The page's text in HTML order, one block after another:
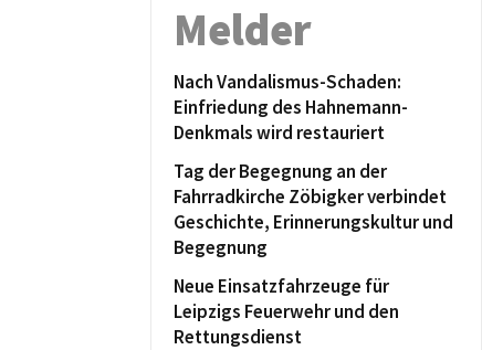
Melder
Nach Vandalismus-Schaden:
Einfriedung des Hahnemann-
Denkmals wird restauriert
Tag der Begegnung an der
Fahrradkirche Zöbigker verbindet
Geschichte, Erinnerungskultur und
Begegnung
Neue Einsatzfahrzeuge für
Leipzigs Feuerwehr und den
Rettungsdienst